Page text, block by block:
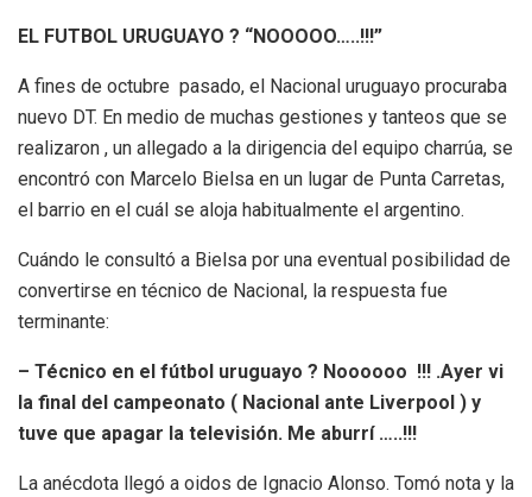
EL FUTBOL URUGUAYO ? “NOOOOO…..!!!”
A fines de octubre pasado, el Nacional uruguayo procuraba
nuevo DT. En medio de muchas gestiones y tanteos que se
realizaron , un allegado a la dirigencia del equipo charrúa, se
encontró con Marcelo Bielsa en un lugar de Punta Carretas,
el barrio en el cuál se aloja habitualmente el argentino.
Cuándo le consultó a Bielsa por una eventual posibilidad de
convertirse en técnico de Nacional, la respuesta fue
terminante:
– Técnico en el fútbol uruguayo ? Noooooo !!! .Ayer vi
la final del campeonato ( Nacional ante Liverpool ) y
tuve que apagar la televisión. Me aburrí …..!!!
La anécdota llegó a oidos de Ignacio Alonso. Tomó nota y la